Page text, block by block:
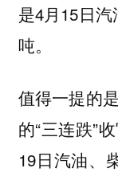
是4月15日
吨。
值得一提的
的“三连跌”
19日汽油、